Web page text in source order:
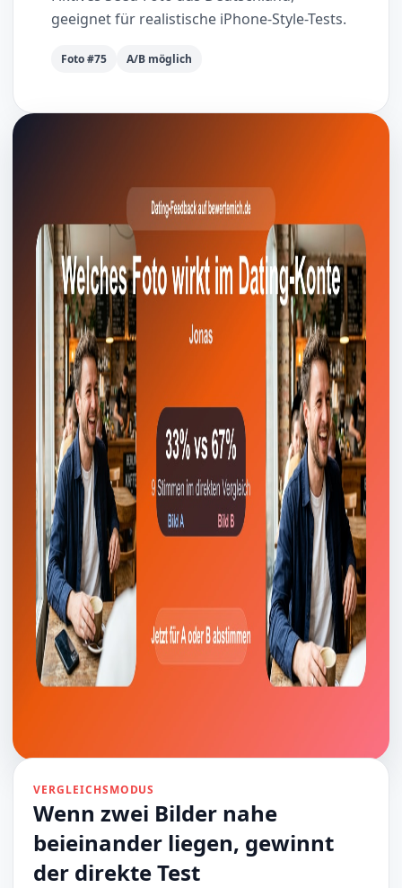
geeignet für realistische iPhone-Style-Tests.
Foto #75 A/B möglich
VERGLEICHSMODUS
Wenn zwei Bilder nahe
beieinander liegen, gewinnt
der direkte Test